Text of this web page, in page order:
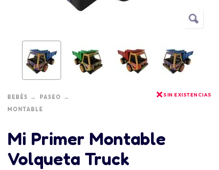
BEBÉS
PASEO
MONTABLE
SIN EXISTENCIAS
Mi Primer Montable
Volqueta Truck